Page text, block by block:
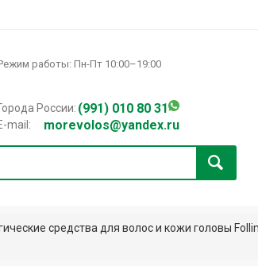
работы: Пн-Пт 10:00–19:00
России: (991) 010 80 31
mail: morevolos@yandex.ru
средства для волос и кожи головы